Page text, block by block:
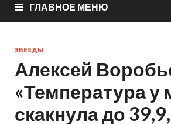
ГЛАВНОЕ МЕНЮ
ЗВЕЗДЫ
Алексей
«Температура у
скакнула до